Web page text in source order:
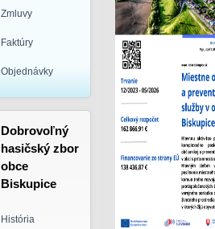
Zmluvy
Faktúry
Objednávky
Dobrovoľný
hasičský zbor
obce
Biskupice
História